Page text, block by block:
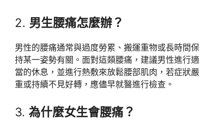
2. 男生腰痛怎麼辦？
男性的腰痛通常與過度勞累、搬運重物或長時間保
持某一姿勢有關。面對這類腰痛，建議男性進行適
當的休息，並進行熱敷來放鬆腰部肌肉，若症狀嚴
重或持續不見好轉，應儘早就醫進行檢查。
3. 為什麼女生會腰痛？